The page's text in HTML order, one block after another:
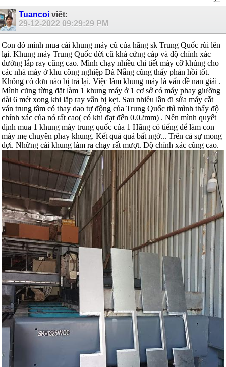
Tuancoi viết:
29-12-2022 09:29:29 PM
Con đó mình mua cái khung máy cũ của hãng sk Trung Quốc rùi lên
lại. Khung máy Trung Quốc đời cũ khá cứng cáp và độ chính xác
đường lắp ray cũng cao. Mình chạy nhiều chi tiết máy cỡ khủng cho
các nhà máy ở khu công nghiệp Đà Nẵng cũng thấy phản hồi tốt.
Không có đơn nào bị trả lại. Việc làm khung máy là vấn đề nan giải .
Mình cũng từng đặt làm 1 khung máy ở 1 cơ sở có máy phay giường
dài 6 mét xong khi lắp ray vẫn bị kẹt. Sau nhiều lần đi sửa máy cắt
ván trung tâm có thay dao tự động của Trung Quốc thì mình thấy độ
chính xác của nó rất cao( có khi đạt đến 0.02mm) . Nên mình quyết
định mua 1 khung máy trung quốc của 1 Hãng có tiếng để làm con
máy mẹ chuyên phay khung. Kết quả quá bất ngờ... Trên cả sự mong
đợi. Những cái khung làm ra chạy rất mượt. Độ chính xác cũng cao.